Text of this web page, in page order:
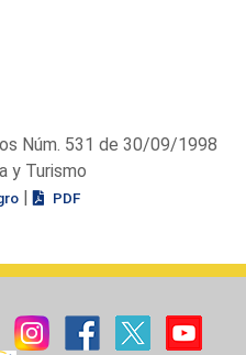
Núm. 531 de 30/09/1998
y Turismo
| PDF